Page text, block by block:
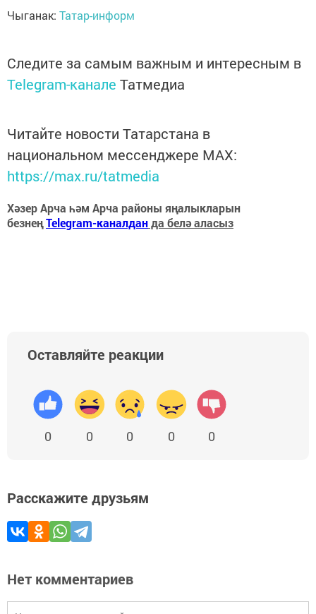
Чыганак: Татар-информ
Следите за самым важным и интересным в
Telegram-канале Татмедиа
Читайте новости Татарстана в
национальном мессенджере MАХ:
https://max.ru/tatmedia
Хәзер Арча һәм Арча районы яңалыкларын
безнеңTelegram-каналданда белә аласыз
Оставляйте реакции
0 0 0 0 0
Расскажите друзьям
Нет комментариев